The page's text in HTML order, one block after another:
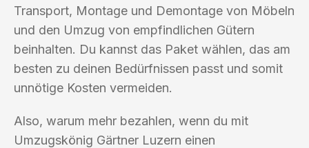
Transport, Montage und Demontage von Möbeln
und den Umzug von empfindlichen Gütern
beinhalten. Du kannst das Paket wählen, das am
besten zu deinen Bedürfnissen passt und somit
unnötige Kosten vermeiden.
Also, warum mehr bezahlen, wenn du mit
Umzugskönig Gärtner Luzern einen